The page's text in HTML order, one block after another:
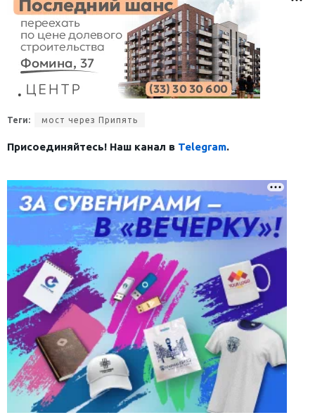
Теги: мост через Припять
Присоединяйтесь! Наш канал в Telegram.